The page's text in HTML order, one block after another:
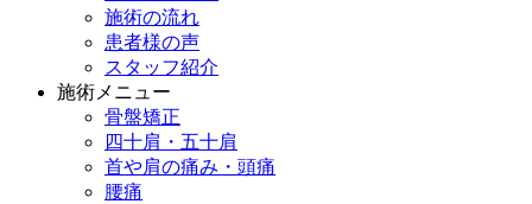
施術の流れ
患者様の声
スタッフ紹介
施術メニュー
骨盤矯正
四十肩・五十肩
首や肩の痛み・頭痛
腰痛